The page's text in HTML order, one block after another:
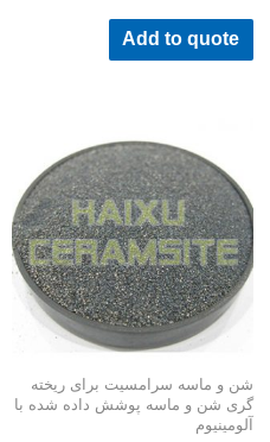
Add to quote
شن و ماسه سرامسیت برای ریخته
گری شن و ماسه پوشش داده شده با
آلومینیوم